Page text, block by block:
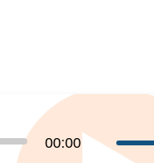
00:00
strzałek